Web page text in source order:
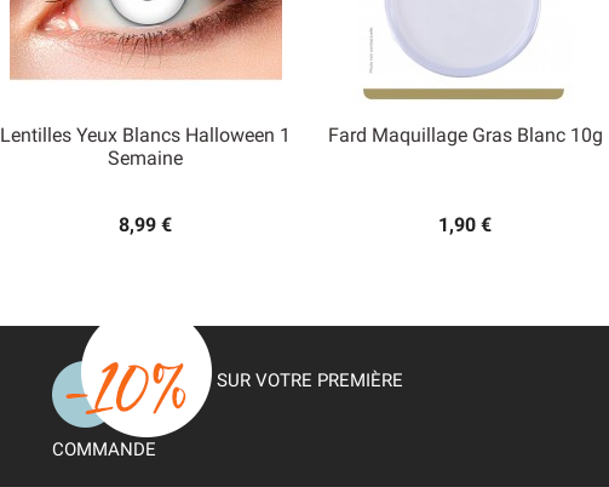
Lentilles Yeux Blancs Halloween 1
Semaine
8,99 €
Aperçu rapide
Fard Maquillage Gras Blanc 10g
1,90 €
SUR VOTRE PREMIÈRE
COMMANDE